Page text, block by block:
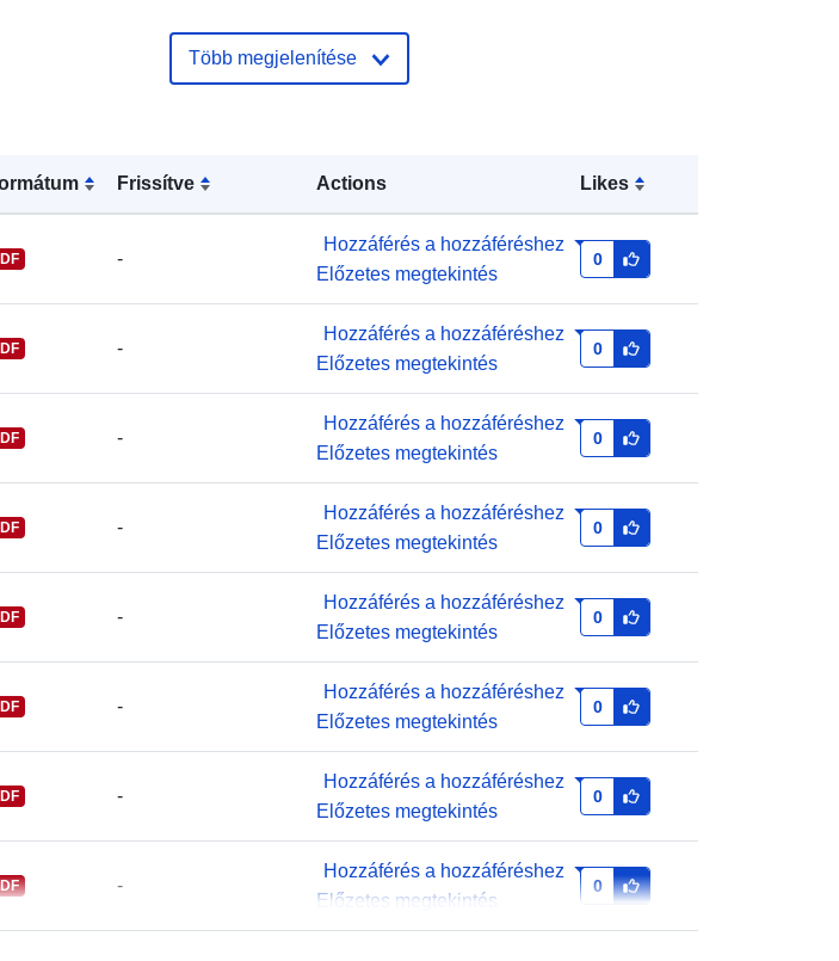
Frissítve Actions Likes
-
Hozzáférés a hozzáféréshez
Előzetes megtekintés
0
-
Hozzáférés a hozzáféréshez
Előzetes megtekintés
0
-
Hozzáférés a hozzáféréshez
Előzetes megtekintés
0
-
Hozzáférés a hozzáféréshez
Előzetes megtekintés
0
-
Hozzáférés a hozzáféréshez
Előzetes megtekintés
0
-
Hozzáférés a hozzáféréshez
Előzetes megtekintés
0
-
Hozzáférés a hozzáféréshez
Előzetes megtekintés
0
-
Hozzáférés a hozzáféréshez
Előzetes megtekintés
0
pontok:
E-mail:
rada.gov.ua
nyilvántartás:
28 July 2026
Frissítve: data.europa.eu: 29 July
2026
Azonosítók:
a8d9b4ab-1a2a-4b1a-aa4c-
7a1de7bc609a
uriRef:
http://data.europa.eu/88u/dataset/a8
d9b4ab-1a2a-4b1a-aa4c-
7a1de7bc609a
Verzióinformáció
1.0
Több megjelenítése